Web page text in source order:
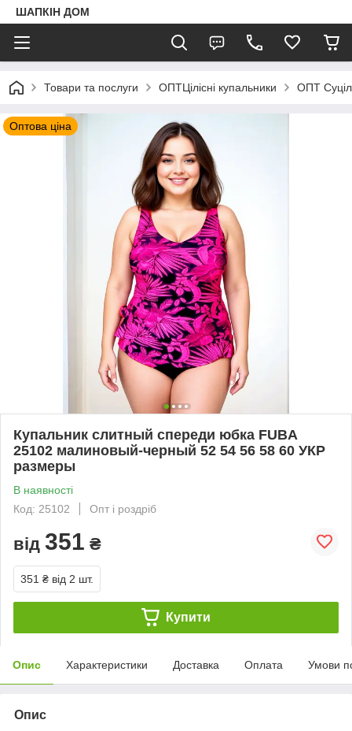
ШАПКIН ДОМ
Товари та послуги ОПТЦілісні купальники ОПТ
Оптова ціна
Купальник слитный спереди юбка FUBA
25102 малиновый-черный 52 54 56 58 60 УКР
размеры
В наявності
Код: 25102
Опт і роздріб
від 351 ₴
351 ₴ від 2 шт.
Купити
Опис Характеристики Доставка Оплата Умови
Опис